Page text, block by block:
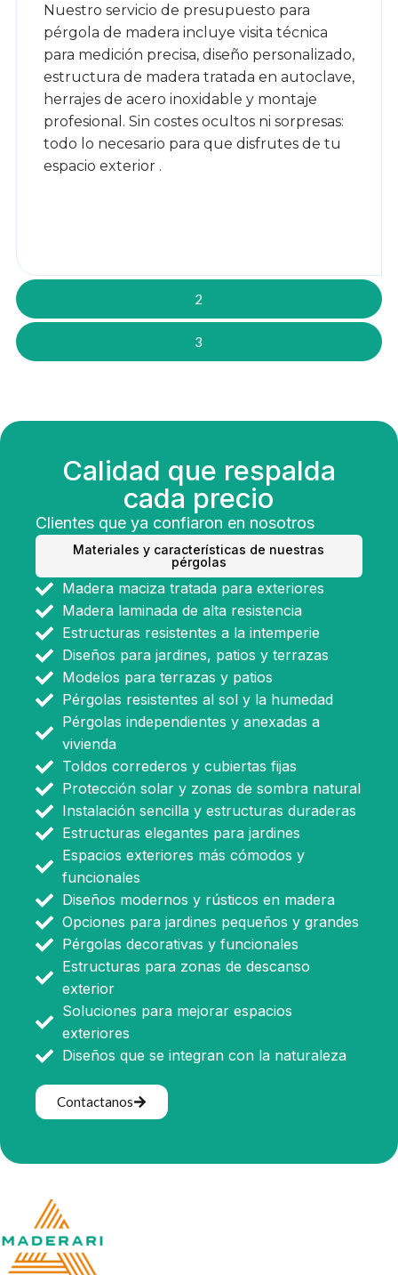
2
3
Nuestro servicio de presupuesto para
pérgola de madera incluye visita técnica
para medición precisa, diseño personalizado,
estructura de madera tratada en autoclave,
herrajes de acero inoxidable y montaje
profesional. Sin costes ocultos ni sorpresas:
todo lo necesario para que disfrutes de tu
espacio exterior .
Calidad que respalda
cada precio
Clientes que ya confiaron en nosotros
Materiales y características de nuestras
pérgolas
Madera maciza tratada para exteriores
Madera laminada de alta resistencia
Estructuras resistentes a la intemperie
Diseños para jardines, patios y terrazas
Modelos para terrazas y patios
Pérgolas resistentes al sol y la humedad
Pérgolas independientes y anexadas a
vivienda
Toldos correderos y cubiertas fijas
Protección solar y zonas de sombra natural
Instalación sencilla y estructuras duraderas
Estructuras elegantes para jardines
Espacios exteriores más cómodos y
funcionales
Diseños modernos y rústicos en madera
Opciones para jardines pequeños y grandes
Pérgolas decorativas y funcionales
Estructuras para zonas de descanso
exterior
Soluciones para mejorar espacios
exteriores
Diseños que se integran con la naturaleza
Contactanos